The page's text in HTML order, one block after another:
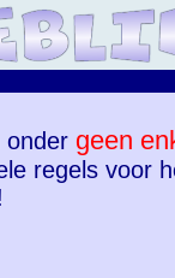
onder geen
regels voor